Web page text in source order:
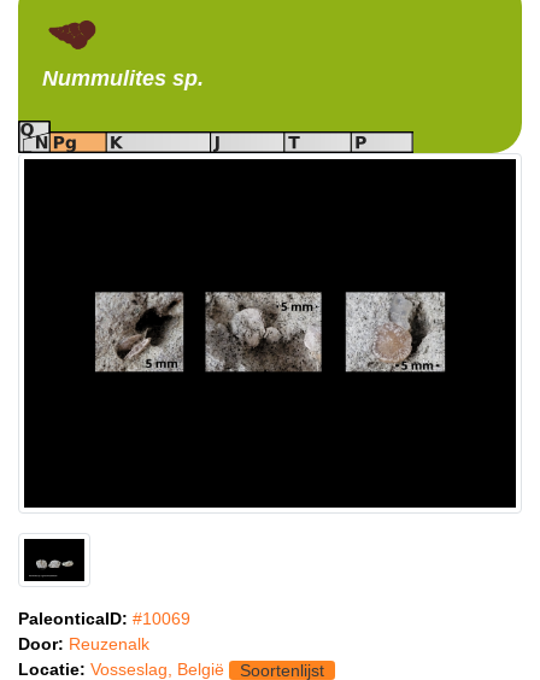
Nummulites sp.
PaleonticaID: #10069
Door: Reuzenalk
Locatie: Vosseslag, België
Soortenlijst